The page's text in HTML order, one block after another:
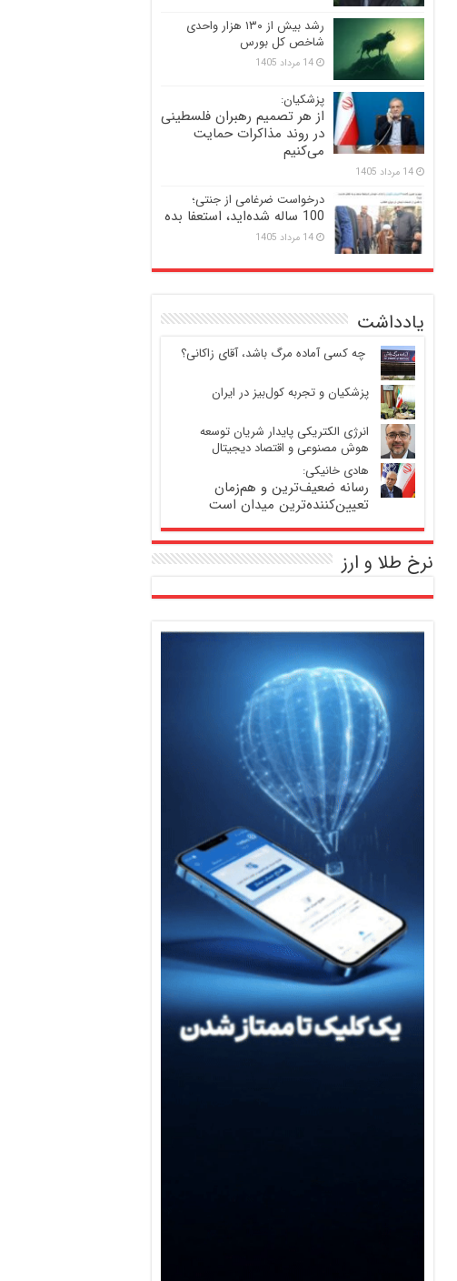
رشد بیش از ۱۳۰ هزار واحدی
شاخص کل بورس
14 مرداد 1405
پزشکیان:
از هر تصمیم رهبران فلسطینی
در روند مذاکرات حمایت
می‌کنیم
14 مرداد 1405
درخواست ضرغامی از جنتی؛
100 ساله شده‌اید، استعفا بده
14 مرداد 1405
یادداشت
‍ چه کسی آماده مرگ باشد، آقای زاکانی؟
پزشکیان و تجربه کول‌بیز در ایران
انرژی الکتریکی پایدار شریان توسعه
هوش مصنوعی و اقتصاد دیجیتال
هادی خانیکی:
رسانه ضعیف‌ترین و هم‌زمان
تعیین‌کننده‌ترین میدان است
نرخ طلا و ارز